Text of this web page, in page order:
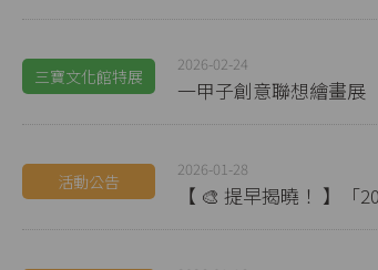
三寶文化館特展
2026-02-24
一甲子創意聯想繪畫展
活動公告
2026-01-28
【 🎨 提早揭曉！ 】